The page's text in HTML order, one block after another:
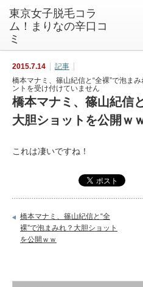
東京女子脱毛コラ
ム！まりなの辛口コ
ミ
2015.7.14
記事
橋本マナミ、篠山紀信と“全裸”で泡ま
ントを受け付けていません
橋本マナミ、篠山紀信
大胆ショットを公開ｗ
これは凄いですね！
橋本マナミ、篠山紀信と“全
裸”で泡まみれ？大胆ショット
を公開ｗｗ